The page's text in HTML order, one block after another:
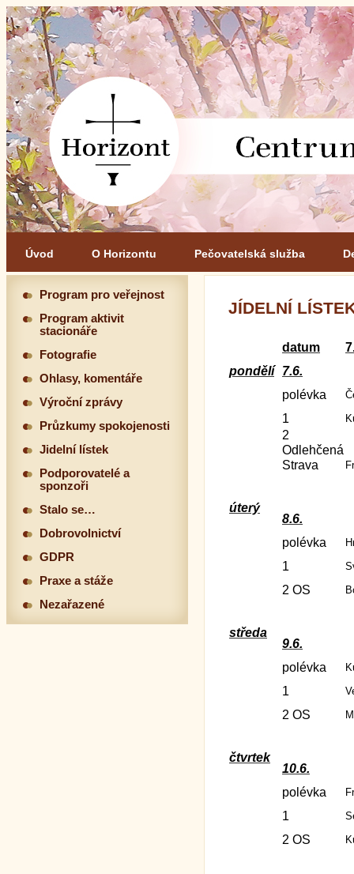
Úvod O Horizontu Pečovatelská služba
JÍDELNÍ
datum
pondělí
7.6.
polévka
1
2
Odlehčená
Strava
úterý
8.6.
polévka
1
2 OS
středa
9.6.
polévka
1
2 OS
čtvrtek
10.6.
polévka
1
2 OS
Program pro veřejnost
Program aktivit
stacionáře
Fotografie
Ohlasy, komentáře
Výroční zprávy
Průzkumy spokojenosti
Jidelní lístek
Podporovatelé a
sponzoři
Stalo se…
Dobrovolnictví
GDPR
Praxe a stáže
Nezařazené